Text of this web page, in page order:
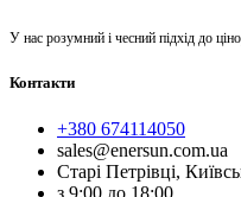
У нас розумний і чесний підхід до
Контакти
+380 674114050
sales@enersun.com.ua
Старі Петрівці,
з 9:00 до 18:00